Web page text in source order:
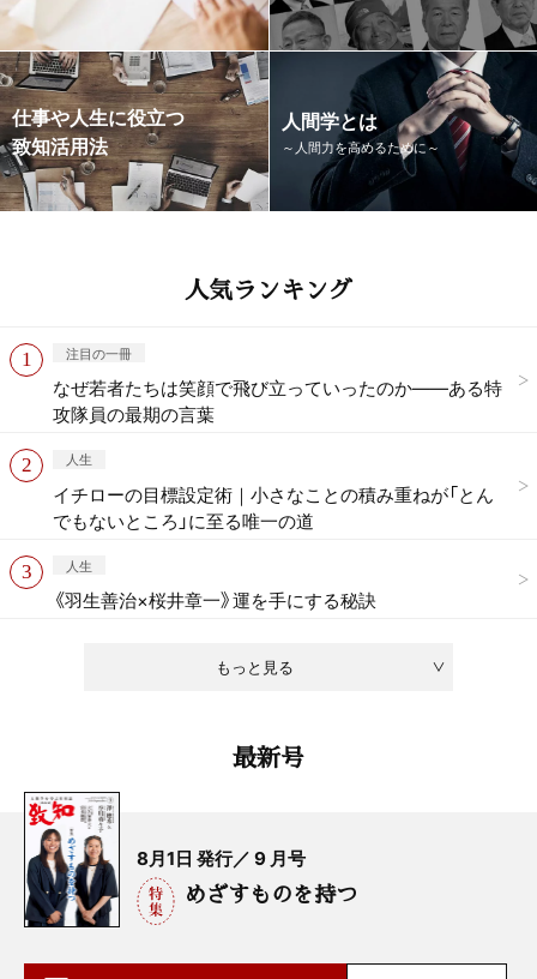
仕事や人生に役立つ
致知活用法
人間学とは
～人間力を高めるために～
人気ランキング
もっと見る
注目の一冊
なぜ若者たちは笑顔で飛び立っていったのか——ある特
攻隊員の最期の言葉
人生
イチローの目標設定術｜小さなことの積み重ねが「とん
でもないところ」に至る唯一の道
人生
《羽生善治×桜井章一》運を手にする秘訣
最新号
8月1日 発行／ 9 月号
めざすものを持つ